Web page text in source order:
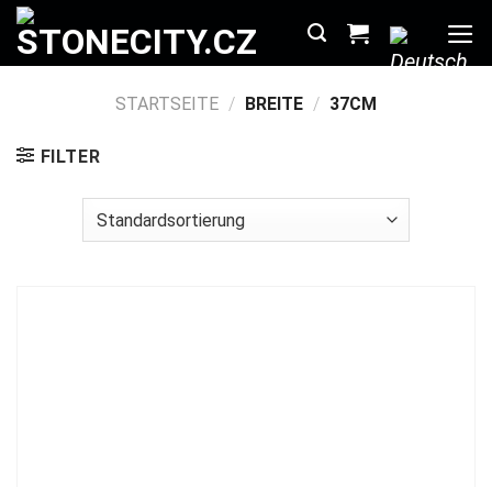
Zum
Inhalt
springen
STARTSEITE / BREITE / 37CM
FILTER